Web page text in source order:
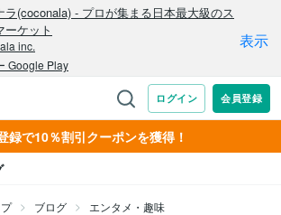
録で10％割引クーポンを獲得！
ブログ エンタメ・趣味